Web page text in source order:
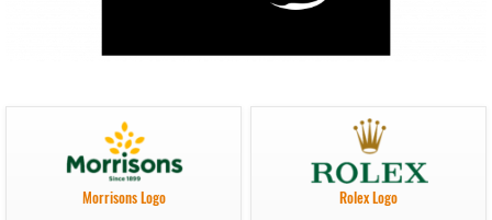
Morrisons Logo Rolex Logo